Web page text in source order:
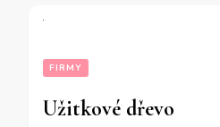
FIRMY
Užitkové dřevo